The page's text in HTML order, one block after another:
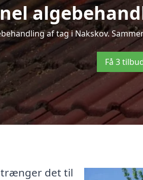
af tag i Nakskov.
Få 3
trænger det til